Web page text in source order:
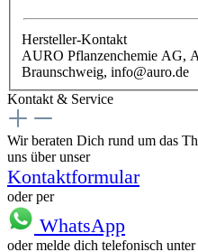
Hersteller-Kontakt
AURO Pflanzenchemie AG,
Braunschweig, info@auro.de
Kontakt & Service
Wir beraten Dich rund um das
uns über unser
Kontaktformular
oder per
WhatsApp
oder melde dich telefonisch unter